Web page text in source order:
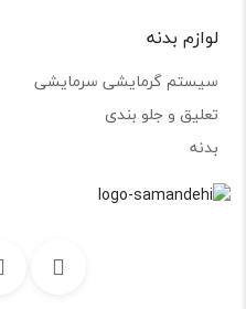
لوازم بدنه
سیستم گرمایشی سرمایشی
تعلیق و جلو بندی
بدنه